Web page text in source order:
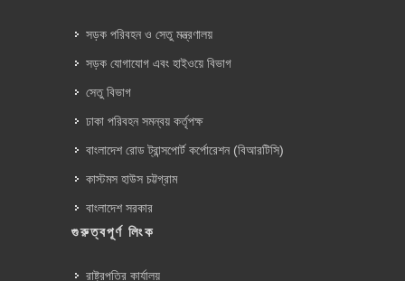
সড়ক পরিবহন ও সেতু মন্ত্রণালয়
সড়ক যোগাযোগ এবং হাইওয়ে বিভাগ
সেতু বিভাগ
ঢাকা পরিবহন সমন্বয় কর্তৃপক্ষ
বাংলাদেশ রোড ট্রান্সপোর্ট কর্পোরেশন (বিআরটিসি)
কাস্টমস হাউস চট্টগ্রাম
বাংলাদেশ সরকার
গুরুত্বপূর্ণ লিংক
রাষ্ট্রপতির কার্যালয়